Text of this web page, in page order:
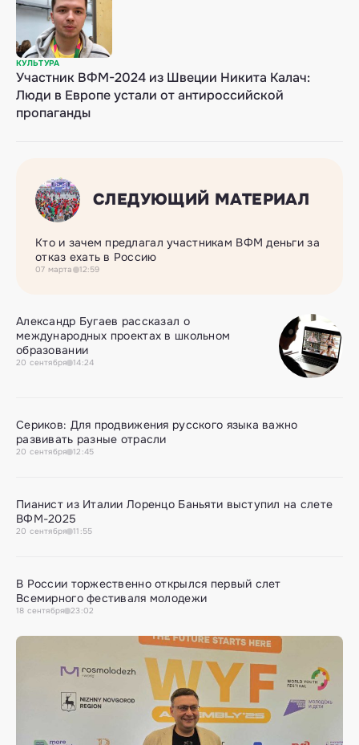
КУЛЬТУРА
Участник ВФМ-2024 из Швеции Никита Калач:
Люди в Европе устали от антироссийской
пропаганды
СЛЕДУЮЩИЙ МАТЕРИАЛ
Кто и зачем предлагал участникам ВФМ деньги за
отказ ехать в Россию
07 марта 12:59
Александр Бугаев рассказал о
международных проектах в школьном
образовании
20 сентября 14:24
Сериков: Для продвижения русского языка важно
развивать разные отрасли
20 сентября 12:45
Пианист из Италии Лоренцо Баньяти выступил на слете
ВФМ-2025
20 сентября 11:55
В России торжественно открылся первый слет
Всемирного фестиваля молодежи
18 сентября 23:02